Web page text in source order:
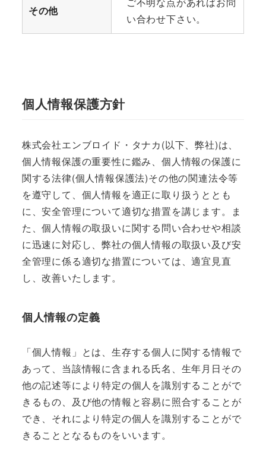
その他
い合わせ下さい。
個人情報保護方針
株式会社エンブロイド・タナカ(以下、弊社)は、
個人情報保護の重要性に鑑み、個人情報の保護に
関する法律(個人情報保護法)その他の関連法令等
を遵守して、個人情報を適正に取り扱うととも
に、安全管理について適切な措置を講じます。ま
た、個人情報の取扱いに関する問い合わせや相談
に迅速に対応し、弊社の個人情報の取扱い及び安
全管理に係る適切な措置については、適宜見直
し、改善いたします。
個人情報の定義
「個人情報」とは、生存する個人に関する情報で
あって、当該情報に含まれる氏名、生年月日その
他の記述等により特定の個人を識別することがで
きるもの、及び他の情報と容易に照合することが
でき、それにより特定の個人を識別することがで
きることとなるものをいいます。